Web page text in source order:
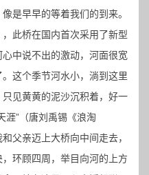
是早早的等着我们的到来。
此桥在国内首次采用了新型
中说不出的激动，河面很宽
这个季节河水小，淌到这里
见黄黄的泥沙沉积着，好一
涯”（唐刘禹锡《浪淘
父亲迈上大桥向中间走去，
环顾四周，举目向河的上方